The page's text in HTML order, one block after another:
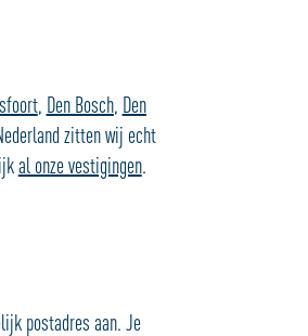
, Den Bosch, Den
zitten wij echt
al onze vestigingen.
postadres aan. Je